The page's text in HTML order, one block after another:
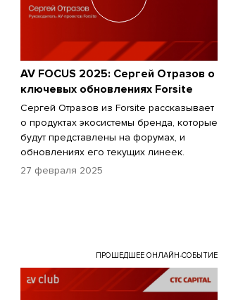
AV FOCUS 2025: Сергей Отразов о
ключевых обновлениях Forsite
Сергей Отразов из Forsite рассказывает
о продуктах экосистемы бренда, которые
будут представлены на форумах, и
обновлениях его текущих линеек.
27 февраля 2025
ПРОШЕДШЕЕ ОНЛАЙН-СОБЫТИЕ